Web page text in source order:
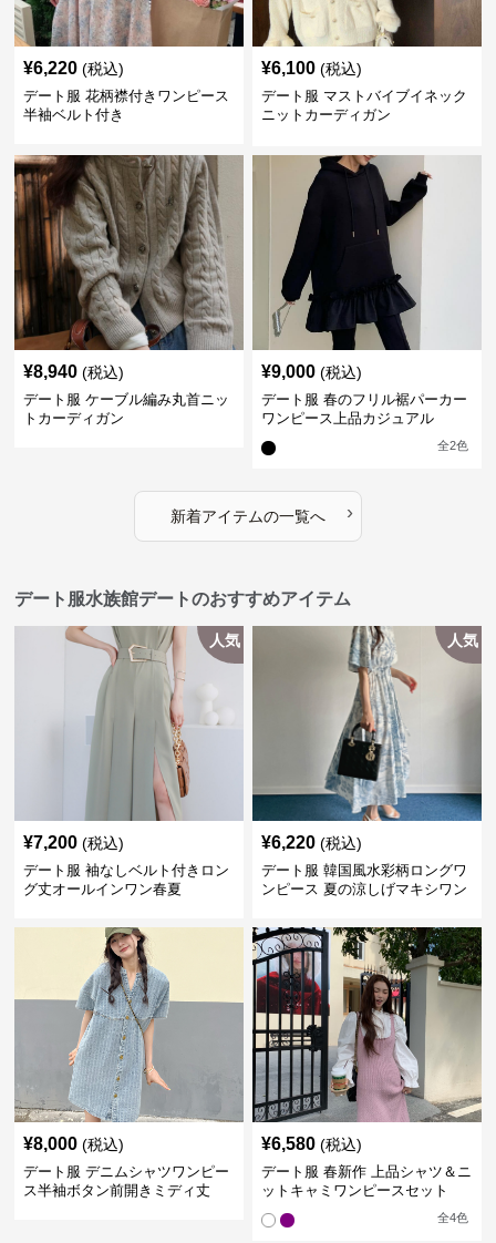
¥6,220 (税込)
デート服 花柄襟付きワンピース
半袖ベルト付き
¥6,100 (税込)
デート服 マストバイブイネック
ニットカーディガン
¥8,940 (税込)
デート服 ケーブル編み丸首ニッ
トカーディガン
¥9,000 (税込)
デート服 春のフリル裾パーカー
ワンピース上品カジュアル
全2色
新着アイテムの一覧へ ›
デート服水族館デートのおすすめアイテム
人気
¥7,200 (税込)
デート服 袖なしベルト付きロン
グ丈オールインワン春夏
人気
¥6,220 (税込)
デート服 韓国風水彩柄ロングワ
ンピース 夏の涼しげマキシワン
¥8,000 (税込)
デート服 デニムシャツワンピー
ス半袖ボタン前開きミディ丈
¥6,580 (税込)
デート服 春新作 上品シャツ＆ニ
ットキャミワンピースセット
全4色